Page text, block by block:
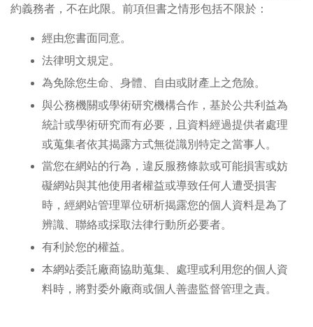
約義務者，不在此限。前項但書之情形包括不限於：
經由您書面同意。
法律明文規定。
為免除您生命、身體、自由或財產上之危險。
與公務機關或學術研究機構合作，基於公共利益為
統計或學術研究而有必要，且資料經過提供者處理
或蒐集者依其揭露方式無從識別特定之當事人。
當您在網站的行為，違反服務條款或可能損害或妨
礙網站與其他使用者權益或導致任何人遭受損害
時，經網站管理單位研析揭露您的個人資料是為了
辨識、聯絡或採取法律行動所必要者。
有利於您的權益。
本網站委託廠商協助蒐集、處理或利用您的個人資
料時，將對委外廠商或個人善盡監督管理之責。